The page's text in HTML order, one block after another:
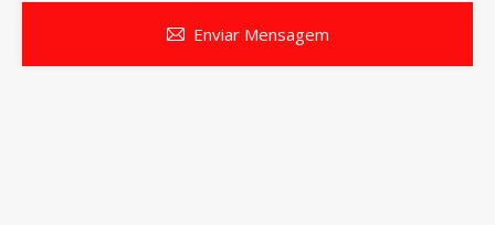
Enviar Mensagem